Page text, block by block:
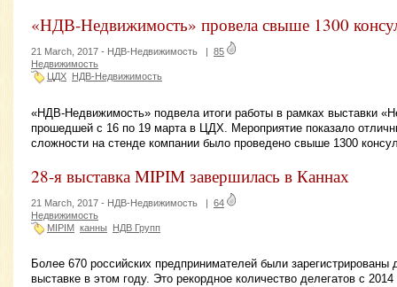
«НДВ-Недвижимость» провела свыше 1300
21 March, 2017 - НДВ-Недвижимость | 85
Недвижимость
ЦДХ НДВ-Недвижимость
«НДВ-Недвижимость» подвела итоги работы в рамках выставки
прошедшей с 16 по 19 марта в ЦДХ. Мероприятие показало
сложности на стенде компании было проведено свыше 1300
28-я выставка MIPIM завершилась в Каннах
21 March, 2017 - НДВ-Недвижимость | 64
Недвижимость
MIPIM канны НДВ Групп
Более 670 российских предпринимателей были
выставке в этом году. Это рекордное количество делегатов с 2014